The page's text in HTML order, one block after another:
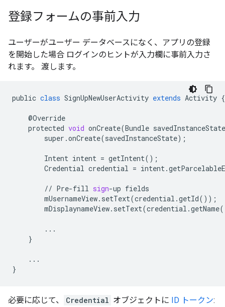
登録フォームの事前入力
ユーザーがユーザー データベースになく、アプリの登録
を開始した場合 ログインのヒントが入力欄に事前入力さ
れます。 渡します。
public class SignUpNewUserActivity extends Activity {
@Override
protected void onCreate(Bundle savedInstanceState
super .onCreate(savedInstanceState);
Intent intent = getIntent();
Credential credential = intent.
// Pre-fill sign-up fields
mUsernameView. setText(credential .getId());
mDisplaynameView. setText(credential .getName
...
}
...
}
必要に応じて、 Credential オブジェクトに ID トークン: